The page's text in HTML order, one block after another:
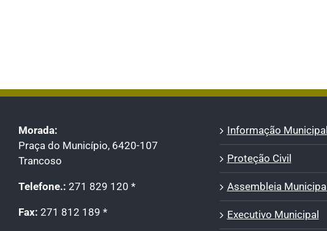
Morada:
Praça do Município, 6420-107
Trancoso
Telefone.: 271 829 120 *
Fax: 271 812 189 *
Informação Municipal
Proteção Civil
Assembleia Municipal
Executivo Municipal